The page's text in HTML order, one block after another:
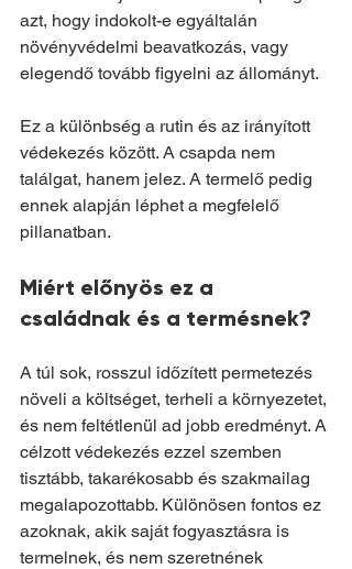
azt, hogy indokolt-e egyáltalán
növényvédelmi beavatkozás, vagy
elegendő tovább figyelni az állományt.
Ez a különbség a rutin és az irányított
védekezés között. A csapda nem
találgat, hanem jelez. A termelő pedig
ennek alapján léphet a megfelelő
pillanatban.
Miért előnyös ez a
családnak és a termésnek?
A túl sok, rosszul időzített permetezés
növeli a költséget, terheli a környezetet,
és nem feltétlenül ad jobb eredményt. A
célzott védekezés ezzel szemben
tisztább, takarékosabb és szakmailag
megalapozottabb. Különösen fontos ez
azoknak, akik saját fogyasztásra is
termelnek, és nem szeretnének